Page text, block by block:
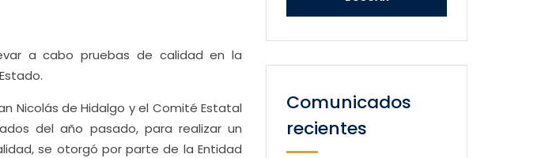
a cabo pruebas de calidad en la
Nicolás de Hidalgo y el Comité Estatal
del año pasado, para realizar un
se otorgó por parte de la Entidad
Comunicados
recientes